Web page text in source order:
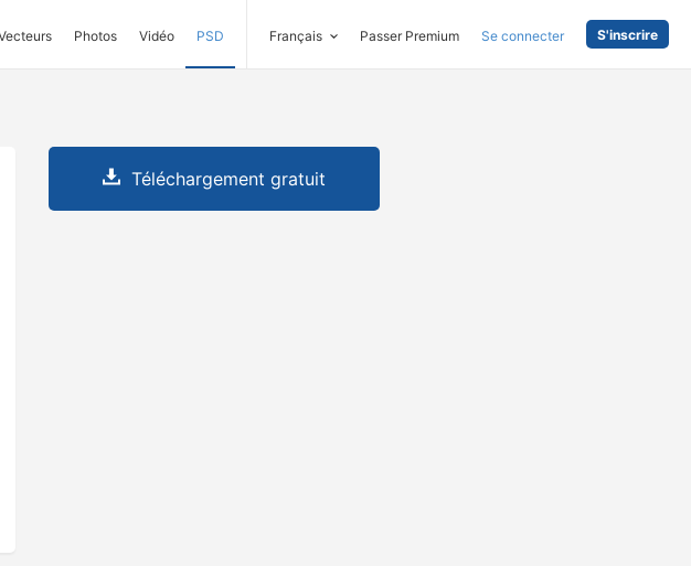
Photos Vidéo PSD Français Passer Premium Se connecter S'inscrire
Téléchargement gratuit